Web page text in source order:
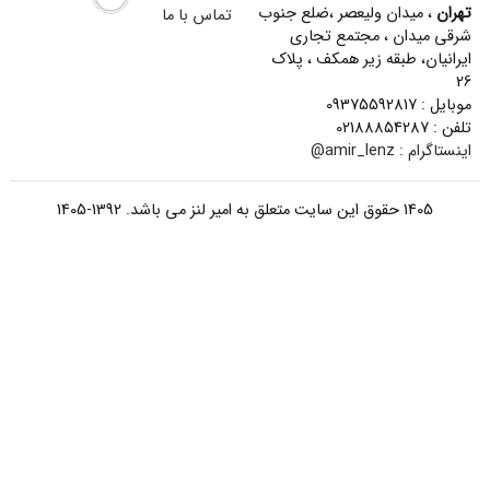
تهران ، میدان ولیعصر ،ضلع جنوب
شرقی میدان ، مجتمع تجاری
ایرانیان، طبقه زیر همکف ، پلاک
26
موبایل : 09375592817
تلفن : 02188854287
اینستاگرام : amir_lenz@
تماس با ما
1405 حقوق این سایت متعلق به امیر لنز می باشد. 1392-1405